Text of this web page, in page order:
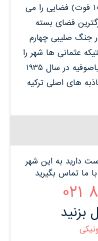
عظیمش (به قطر 31 متر یا 102 فوت) فضایی را می
سال بزرگترین فضای بسته
کلیسا در سال 1204 در جنگ صلیبی چهارم
عثمانی ها شهر را
فتح کردند، تبدیل به مسجد شد. ایاصوفیه در سال 1935
های اصلی ترکیه
دارید به این شهر
ما تماس بگیرید